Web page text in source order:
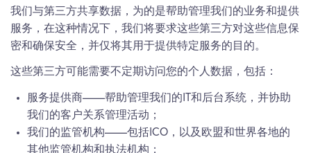
我们与第三方共享数据，为的是帮助管理我们的业务和提供
服务，在这种情况下，我们将要求这些第三方对这些信息保
密和确保安全，并仅将其用于提供特定服务的目的。
这些第三方可能需要不定期访问您的个人数据，包括：
服务提供商——帮助管理我们的IT和后台系统，并协助
我们的客户关系管理活动；
我们的监管机构——包括ICO，以及欧盟和世界各地的
其他监管机构和执法机构；